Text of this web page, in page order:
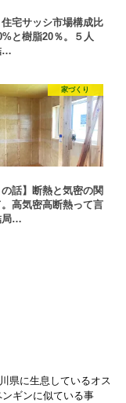
住宅サッシ市場構成比
と樹脂20％。５人
…
家づくり
の話】断熱と気密の関
高気密高断熱って言
局…
県に生息しているオス
ギンに似ている事